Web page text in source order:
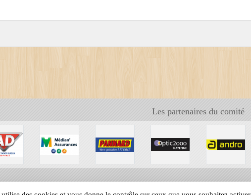
Les partenaires du comité